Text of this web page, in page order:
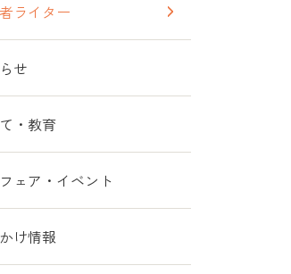
ライター
せ
・教育
ェア・イベント
け情報